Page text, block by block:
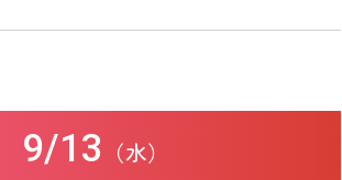
9/13 （水）